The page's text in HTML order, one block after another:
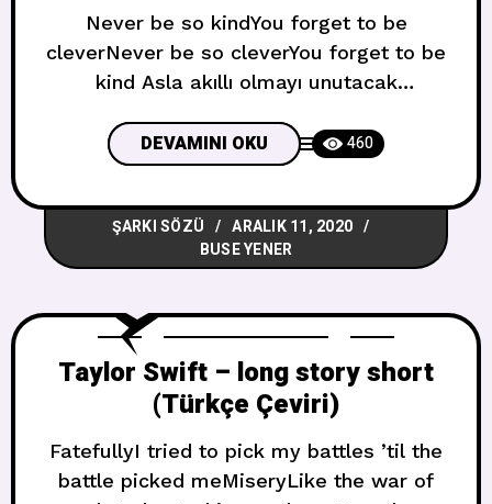
Never be so kindYou forget to be
cleverNever be so cleverYou forget to be
kind Asla akıllı olmayı unutacak
unutacak kadarAkıllı olma And if I didn’t
know betterI’d think you were talking to
me nowIf I didn’t know betterI’d think you
were still around Ve doğrusunu
bilmeseydimŞimdi benimle konuştuğunu
DEVAMINI OKU 460
ŞARKI SÖZÜ
ARALIK 11, 2020
BUSE YENER
Taylor Swift – long story short
(Türkçe Çeviri)
FatefullyI tried to pick my battles ’til the
battle picked meMiseryLike the war of